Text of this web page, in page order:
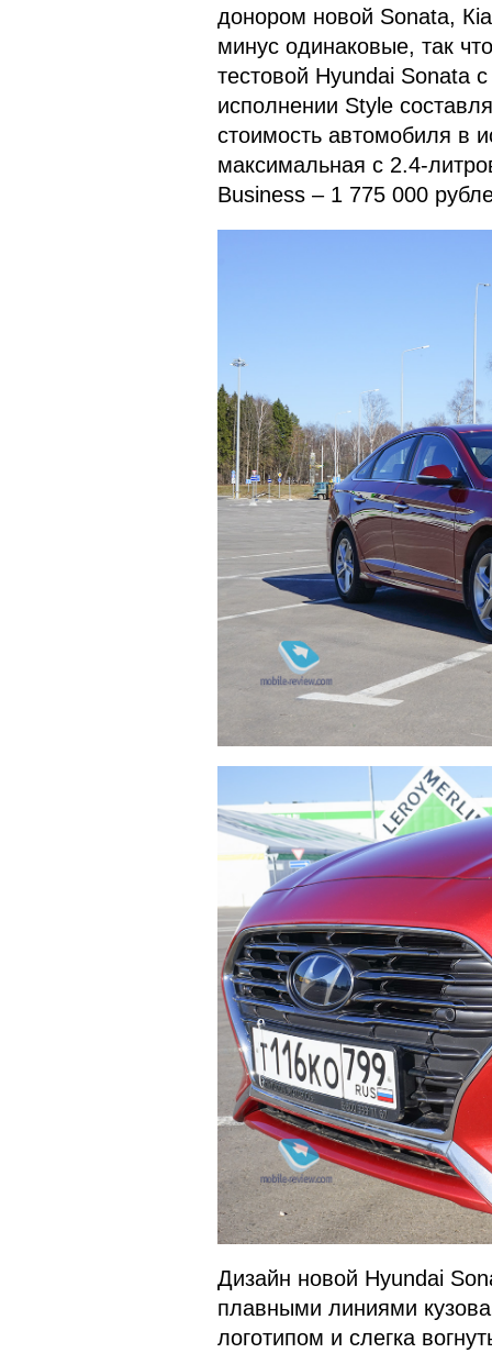
донором новой Sonata,
минус одинаковые, так
тестовой Hyundai Sonata
исполнении Style
стоимость автомобиля в
максимальная с 2.4-
Business – 1 775 000
Дизайн новой Hyundai
плавными линиями
логотипом и слегка